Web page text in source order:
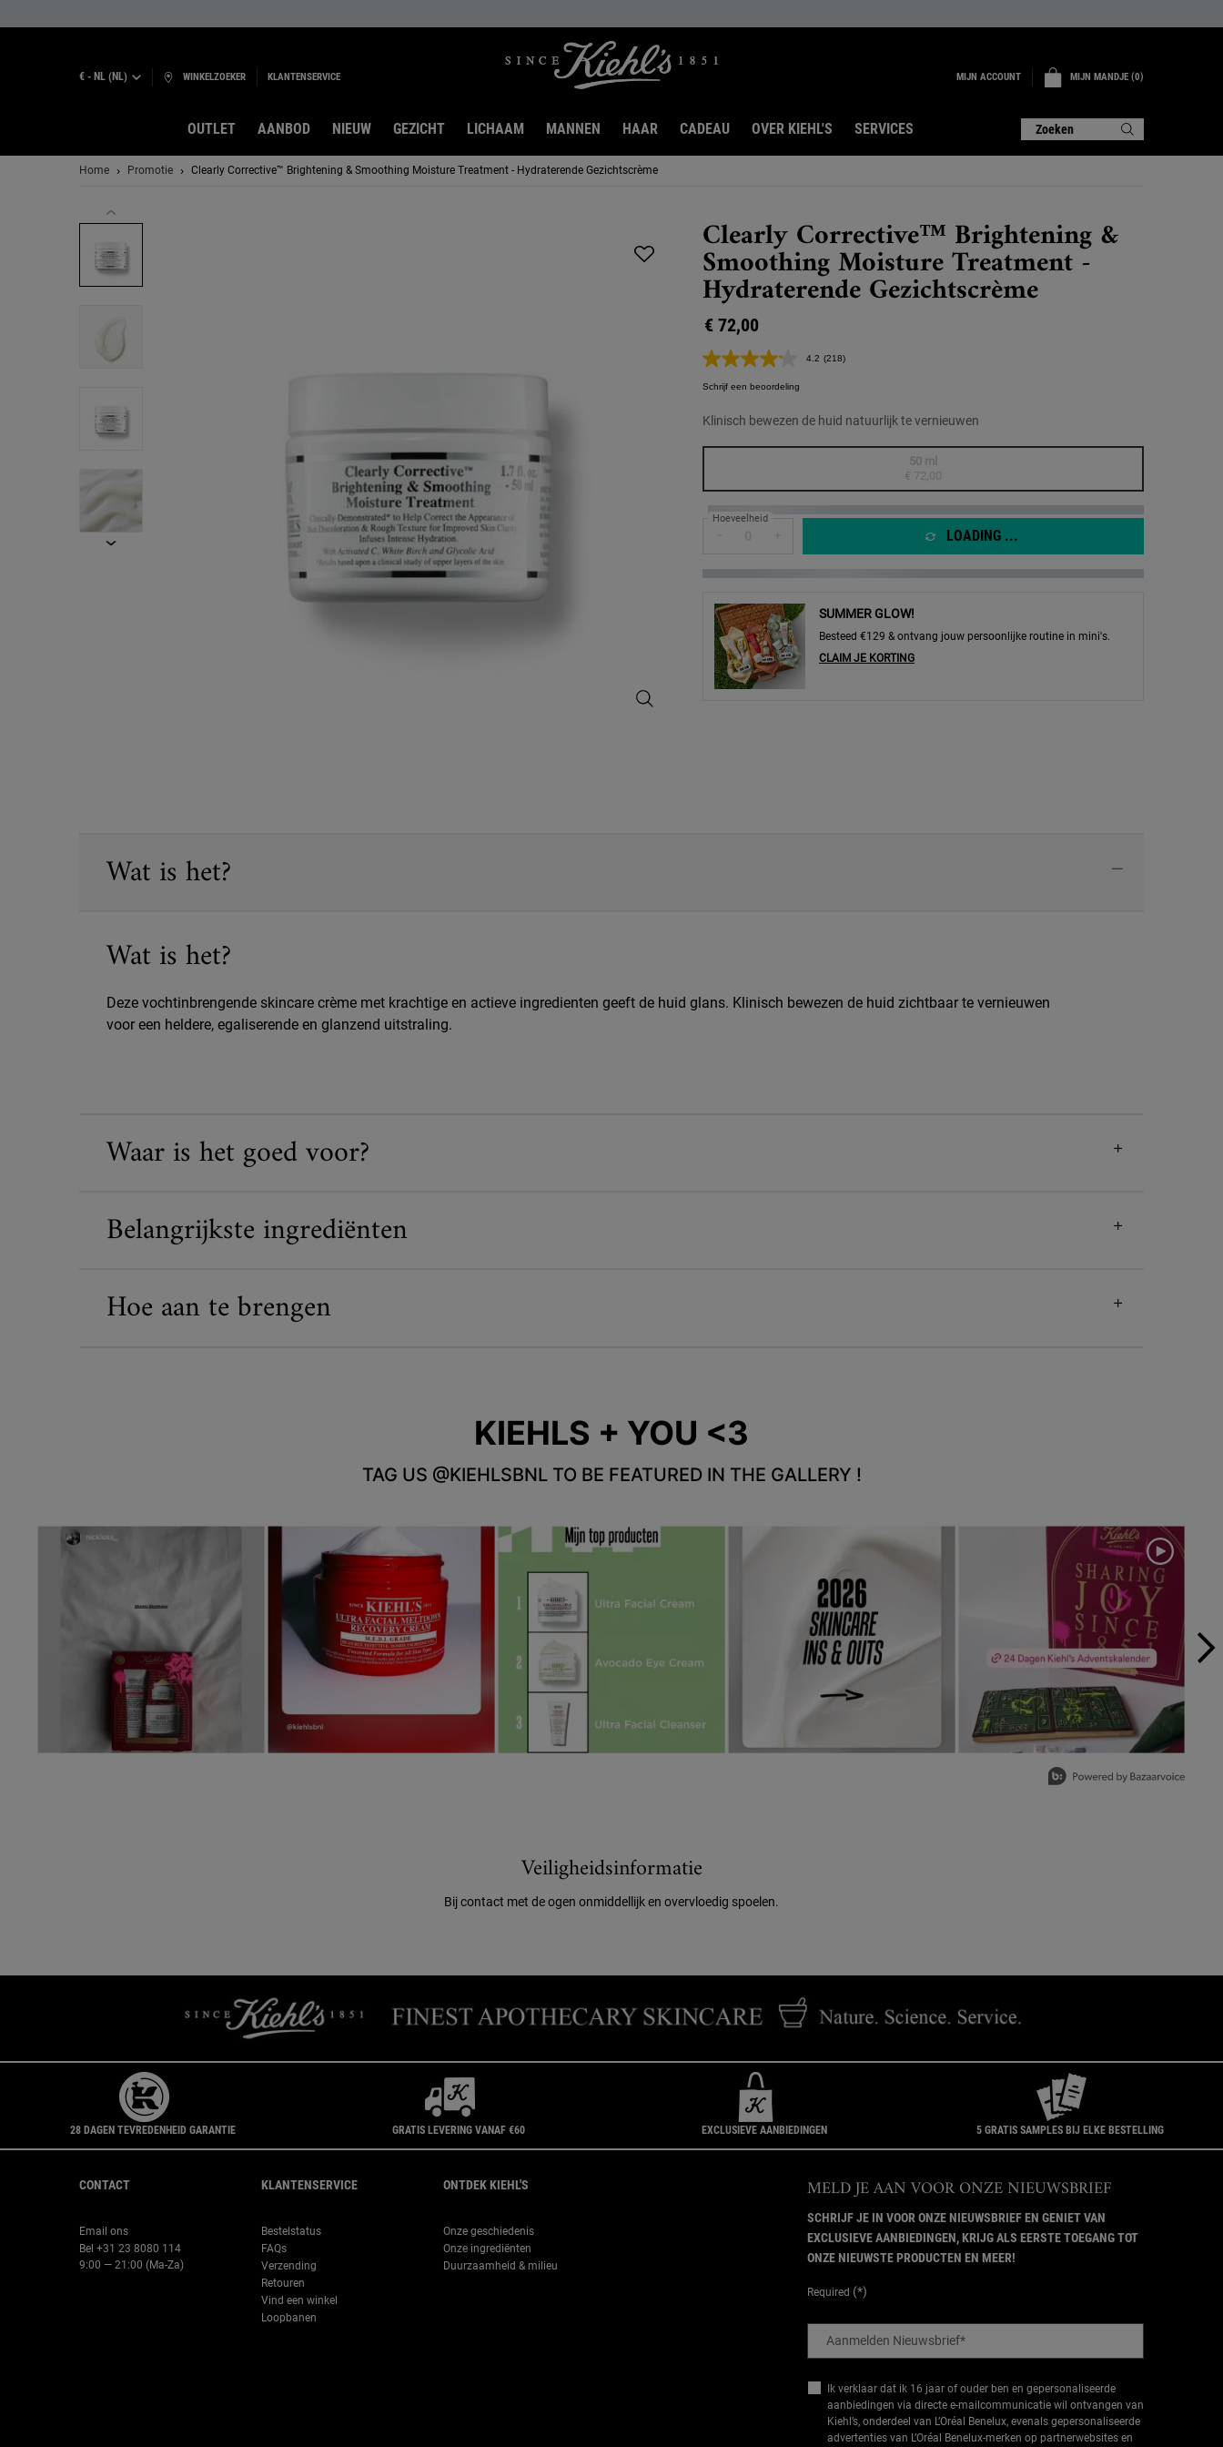
€ - NL (NL) WINKELZOEKER KLANTENSERVICE MIJN ACCOUNT MIJN MANDJE 0
0 PRODUCT
OUTLET AANBOD NIEUW GEZICHT LICHAAM MANNEN HAAR CADEAU OVER KIEHL'S SERVICES Zoeken
Home Promotie Clearly Corrective™ Brightening & Smoothing Moisture Treatment - Hydraterende Gezichtscrème
Clearly Corrective™ Brightening &
Smoothing Moisture Treatment -
Hydraterende Gezichtscrème
€ 72,00
4.2 Lees
paginalink.
(218)
Schrijf een beoordeling
Clearly Corrective™ Brightening & Smoothing Moisture Treatment - Hydraterende Gezichtscrème - Afbeelding
Klinisch bewezen de huid natuurlijk te vernieuwen
Geselecteerd
De productvariant is niet in voorraad, {0}
50 ml
€ 72,00
, 1 of 1
Hoeveelheid
LOADING ...
SUMMER GLOW!
Besteed €129 & ontvang jouw persoonlijke routine in mini's.
CLAIM JE KORTING
Wat is het?
Wat is het?
Deze vochtinbrengende skincare crème met krachtige en actieve ingredienten geeft de huid glans. Klinisch bewezen de huid zichtbaar te vernieuwen
voor een heldere, egaliserende en glanzend uitstraling.
Waar is het goed voor?
Belangrijkste ingrediënten
Hoe aan te brengen
KIEHLS + YOU <3
TAG US @KIEHLSBNL TO BE FEATURED IN THE GALLERY !
Media Carousel - Carousel with product photos. Use the previous and next buttons to navigate.
Veiligheidsinformatie
Bij contact met de ogen onmiddellijk en overvloedig spoelen.
28 DAGEN TEVREDENHEID GARANTIE GRATIS LEVERING VANAF €60 EXCLUSIEVE AANBIEDINGEN 5 GRATIS SAMPLES BIJ ELKE BESTELLING
CONTACT
Email ons
Bel +31 23 8080 114
9:00 — 21:00 (Ma-Za)
KLANTENSERVICE
Bestelstatus
FAQs
Verzending
Retouren
Vind een winkel
Loopbanen
ONTDEK KIEHL'S
Onze geschiedenis
Onze ingrediënten
Duurzaamheid & milieu
MELD JE AAN VOOR ONZE NIEUWSBRIEF
SCHRIJF JE IN VOOR ONZE NIEUWSBRIEF EN GENIET VAN
EXCLUSIEVE AANBIEDINGEN, KRIJG ALS EERSTE TOEGANG TOT
ONZE NIEUWSTE PRODUCTEN EN MEER!
Required (*)
Aanmelden Nieuwsbrief*
Ik verklaar dat ik 16 jaar of ouder ben en gepersonaliseerde
aanbiedingen via directe e-mailcommunicatie wil ontvangen van
Kiehl’s, onderdeel van L’Oréal Benelux, evenals gepersonaliseerde
advertenties van L’Oréal Benelux-merken op partnerwebsites en